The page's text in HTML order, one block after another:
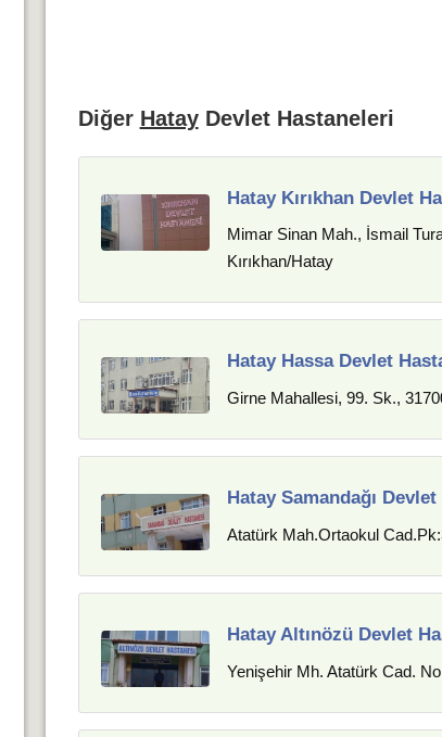
Diğer HatayDevlet Hastaneleri
Hatay Kırıkhan Devlet
Mimar Sinan Mah., İsmail
Kırıkhan/Hatay
Hatay Hassa Devlet
Girne Mahallesi, 99. Sk.,
Hatay Samandağı
Atatürk Mah.Ortaokul
Hatay Altınözü Devlet
Yenişehir Mh. Atatürk Cad.